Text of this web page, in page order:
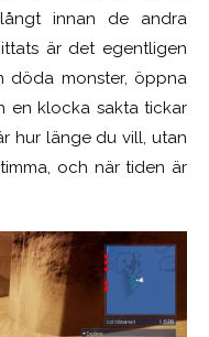
innan de andra
är det egentligen
döda monster, öppna
en klocka sakta tickar
hur länge du vill, utan
och när tiden är